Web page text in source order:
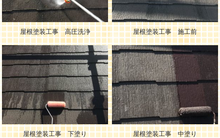
屋根塗装工事 高圧洗浄 屋根塗装工事 施工前
屋根塗装工事 下塗り 屋根塗装工事 中塗り